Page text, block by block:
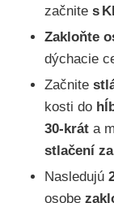
začnite s
Zakloňte
dýchacie
Začnite
kosti do
30-krát a
stlačení
Nasledujú
osobe